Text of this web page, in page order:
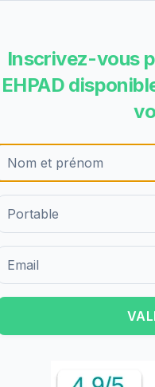
13.85€/jour
nuit
ou
Disponible
Inscrivez-vous
EHPAD
d'inscription pour